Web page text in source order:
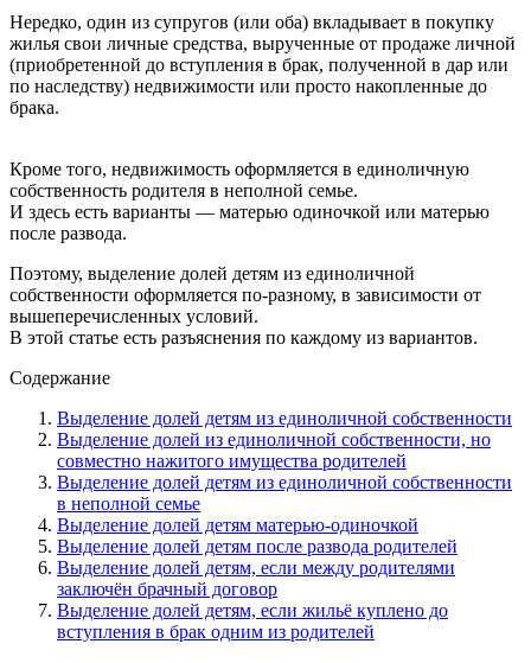
Нередко, один из супругов (или оба) вкладывает в покупку
жилья свои личные средства, вырученные от продаже личной
(приобретенной до вступления в брак, полученной в дар или
по наследству) недвижимости или просто накопленные до
брака.
Кроме того, недвижимость оформляется в единоличную
собственность родителя в неполной семье.
И здесь есть варианты — матерью одиночкой или матерью
после развода.
Поэтому, выделение долей детям из единоличной
собственности оформляется по-разному, в зависимости от
вышеперечисленных условий.
В этой статье есть разъяснения по каждому из вариантов.
Содержание
Выделение долей детям из единоличной собственности
Выделение долей из единоличной собственности, но
совместно нажитого имущества родителей
Выделение долей детям из единоличной собственности
в неполной семье
Выделение долей детям матерью-одиночкой
Выделение долей детям после развода родителей
Выделение долей детям, если между родителями
заключён брачный договор
Выделение долей детям, если жильё куплено до
вступления в брак одним из родителей